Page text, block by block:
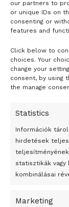
our partners to
or unique IDs on
consenting or
features and
Click below to
choices. Your
change your
consent, by using
the manage
Statistics
Információk
hirdetések
statisztikák
kombinálásai
Marketing